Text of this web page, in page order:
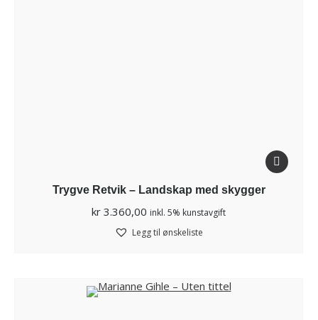
Trygve Retvik – Landskap med skygger
kr 3.360,00 inkl. 5% kunstavgift
Legg til ønskeliste